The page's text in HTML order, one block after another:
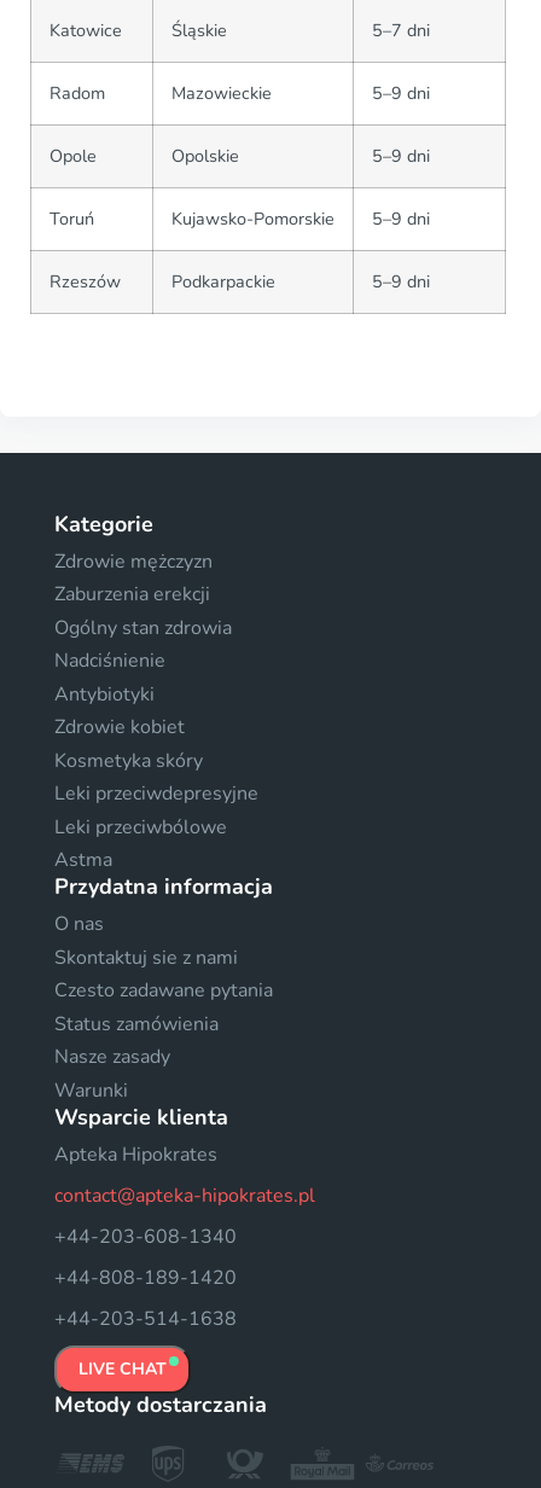
Katowice Śląskie 5–7 dni
Radom Mazowieckie 5–9 dni
Opole Opolskie 5–9 dni
Toruń Kujawsko-Pomorskie 5–9 dni
Rzeszów Podkarpackie 5–9 dni
Kategorie
Zdrowie mężczyzn
Zaburzenia erekcji
Ogólny stan zdrowia
Nadciśnienie
Antybiotyki
Zdrowie kobiet
Kosmetyka skóry
Leki przeciwdepresyjne
Leki przeciwbólowe
Astma
Przydatna informacja
O nas
Skontaktuj sie z nami
Czesto zadawane pytania
Status zamówienia
Nasze zasady
Warunki
Wsparcie klienta
Apteka Hipokrates
contact@apteka-hipokrates.pl
+44-203-608-1340
+44-808-189-1420
+44-203-514-1638
LIVE CHAT
Metody dostarczania